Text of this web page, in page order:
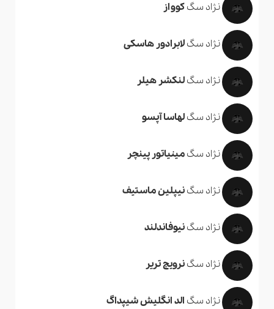
نژاد سگکوواز
نژاد سگلابرادور هاسکی
نژاد سگلنکشر هیلر
نژاد سگلهاسا آپسو
نژاد سگمینیاتور پینچر
نژاد سگنیپلین ماستیف
نژاد سگنیوفاندلند
نژاد سگنرویچ تریر
نژاد سگ الد انگلیش شیپداگ